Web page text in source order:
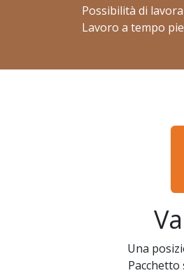
Possibilità di
Lavoro a tempo
Una